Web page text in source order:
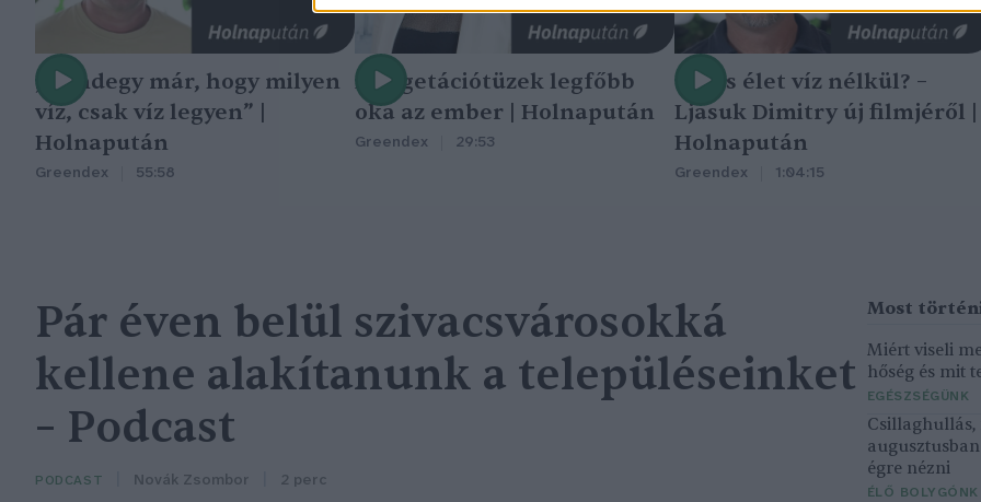
„Mindegy már, hogy milyen
víz, csak víz legyen” |
Holnapután
Greendex 55:58
A vegetációtüzek legfőbb
oka az ember | Holnapután
Greendex 29:53
Nincs élet víz nélkül? –
Ljasuk Dimitry új filmjéről |
Holnapután
Greendex 1:04:15
Pár éven belül szivacsvárosokká
kellene alakítanunk a településeinket
– Podcast
PODCAST Novák Zsombor 2 perc
Miért viseli
hőség és mit
EGÉSZSÉGÜNK
Csillaghullás,
égre nézni
ÉLŐ BOLYGÓNK